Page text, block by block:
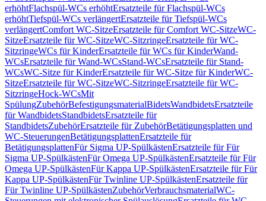
erhöhtFlachspül-WCs erhöhtErsatzteile für Flachspül-WCs
erhöhtTiefspül-WCs verlängertErsatzteile für Tiefspül-WCs
verlängertComfort WC-SitzeErsatzteile für Comfort WC-SitzeWC-
SitzeErsatzteile für WC-SitzeWC-SitzringeErsatzteile für WC-
SitzringeWCs für KinderErsatzteile für WCs für KinderWand-
WCsErsatzteile für Wand-WCsStand-WCsErsatzteile für Stand-
WCsWC-Sitze für KinderErsatzteile für WC-Sitze für KinderWC-
SitzeErsatzteile für WC-SitzeWC-SitzringeErsatzteile für WC-
SitzringeHock-WCsMit
SpülungZubehörBefestigungsmaterialBidetsWandbidetsErsatzteile
für WandbidetsStandbidetsErsatzteile für
StandbidetsZubehörErsatzteile für ZubehörBetätigungsplatten und
WC-SteuerungenBetätigungsplattenErsatzteile für
BetätigungsplattenFür Sigma UP-SpülkästenErsatzteile für Für
Sigma UP-SpülkästenFür Omega UP-SpülkästenErsatzteile für Für
Omega UP-SpülkästenFür Kappa UP-SpülkästenErsatzteile für Für
Kappa UP-SpülkästenFür Twinline UP-SpülkästenErsatzteile für
Für Twinline UP-SpülkästenZubehörVerbrauchsmaterialWC-